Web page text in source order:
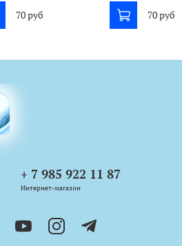
70 руб
70 руб
+ 7 985 922 11 87
Интернет-магазин